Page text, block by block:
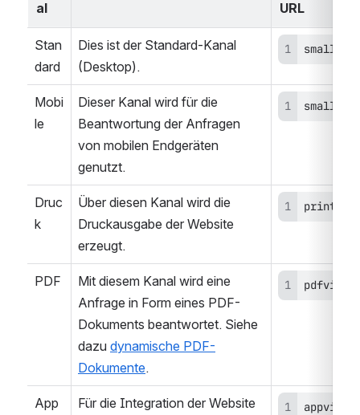
al
URL
Stan
dard
Dies ist der Standard-Kanal
(Desktop).
Mobi
le
Dieser Kanal wird für die
Beantwortung der Anfragen
von mobilen Endgeräten
genutzt.
Druc
k
Über diesen Kanal wird die
Druckausgabe der Website
erzeugt.
PDF
Mit diesem Kanal wird eine
Anfrage in Form eines PDF-
Dokuments beantwortet. Siehe
dazu dynamische PDF-
Dokumente.
App
Für die Integration der Website